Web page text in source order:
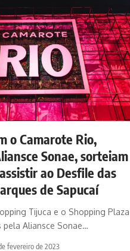
o Camarote Rio,
Sonae, sorteiam
ao Desfile das
de Sapucaí
Tijuca e o Shopping Plaza
pela Aliansce Sonae…
fevereiro de 2023